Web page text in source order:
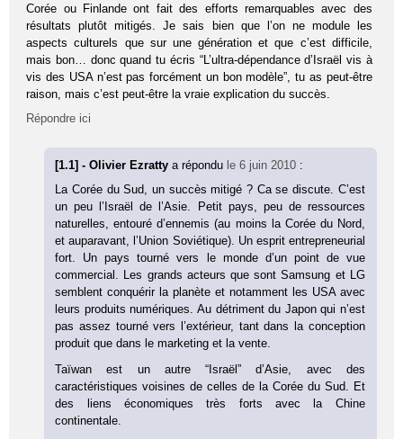
Corée ou Finlande ont fait des efforts remarquables avec des
résultats plutôt mitigés. Je sais bien que l’on ne module les
aspects culturels que sur une génération et que c’est difficile,
mais bon… donc quand tu écris “L’ultra-dépendance d’Israël vis à
vis des USA n’est pas for­cé­ment un bon modèle”, tu as peut-être
raison, mais c’est peut-être la vraie explication du succès.
Répondre ici
[1.1] - Olivier Ezrattya répondu le 6 juin 2010 :
La Corée du Sud, un succès mitigé ? Ca se discute. C’est
un peu l’Israël de l’Asie. Petit pays, peu de ressources
naturelles, entouré d’ennemis (au moins la Corée du Nord,
et auparavant, l’Union Soviétique). Un esprit entrepreneurial
fort. Un pays tourné vers le monde d’un point de vue
commercial. Les grands acteurs que sont Samsung et LG
semblent conquérir la planète et notamment les USA avec
leurs produits numériques. Au détriment du Japon qui n’est
pas assez tourné vers l’extérieur, tant dans la conception
produit que dans le marketing et la vente.
Taïwan est un autre “Israël” d’Asie, avec des
caractéristiques voisines de celles de la Corée du Sud. Et
des liens économiques très forts avec la Chine
continentale.